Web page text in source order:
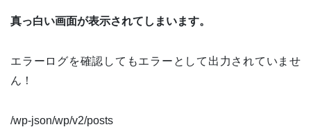
真っ白い画面が表示されてしまいます。
エラーログを確認してもエラーとして出力されていませ
ん！
/wp-json/wp/v2/posts